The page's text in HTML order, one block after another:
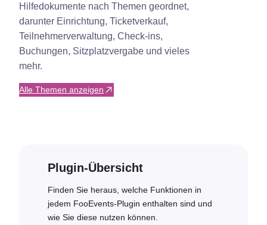
Hilfedokumente nach Themen geordnet,
darunter Einrichtung, Ticketverkauf,
Teilnehmerverwaltung, Check-ins,
Buchungen, Sitzplatzvergabe und vieles
mehr.
Alle Themen anzeigen
Plugin-Übersicht
Finden Sie heraus, welche Funktionen in
jedem FooEvents-Plugin enthalten sind und
wie Sie diese nutzen können.